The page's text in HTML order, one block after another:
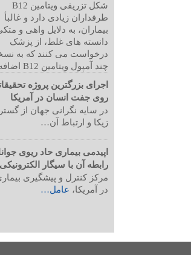
شکل تزریقی ویتامین B12
طرفداران زیادی دارد و غالبأ
بیماران، به دلایل واهی و
دانسته های غلط، از پزشک
درخواست می کنند که به
چند آمپول ویتامین B12 اضافه شود.
اجرای بزرگترین پروژه
روی جفت انسان در آمریکا
در سایه نگرانی جهان از
زیکا و ارتباط آن…
اپیدمی بیماری حاد ریوی
رابطه آن با سیگار الکترونیکی
مرکز کنترل و پیشگیری
در آمریکا، عامل…